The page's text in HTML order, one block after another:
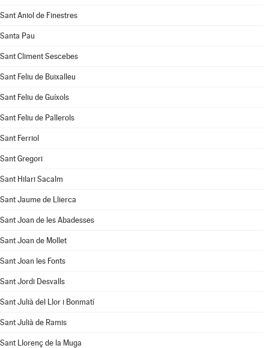
Sant Aniol de Finestres
Santa Pau
Sant Climent Sescebes
Sant Feliu de Buixalleu
Sant Feliu de Guíxols
Sant Feliu de Pallerols
Sant Ferriol
Sant Gregori
Sant Hilari Sacalm
Sant Jaume de Llierca
Sant Joan de les Abadesses
Sant Joan de Mollet
Sant Joan les Fonts
Sant Jordi Desvalls
Sant Julià del Llor i Bonmatí
Sant Julià de Ramis
Sant Llorenç de la Muga